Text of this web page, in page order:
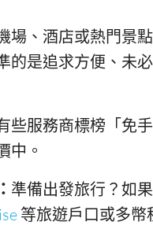
場、酒店或熱門景
的是追求方便、未
些服務商標榜「免
中。
準備出發旅行？如
等旅遊戶口或多